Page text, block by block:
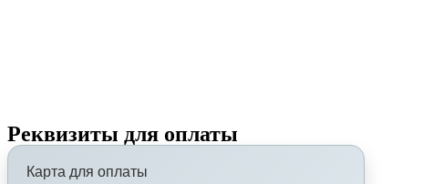
Реквизиты для оплаты
Карта для оплаты